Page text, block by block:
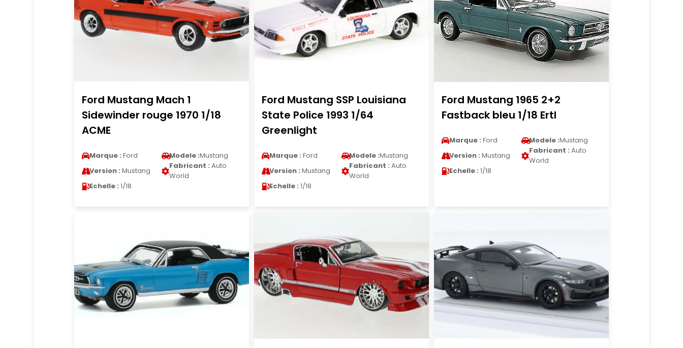
Ford Mustang Mach 1
Sidewinder rouge 1970 1/18
ACME
Marque : Ford Modele :Mustang
Version : Mustang
Fabricant : Auto
World
Echelle : 1/18
Ford Mustang SSP Louisiana
State Police 1993 1/64
Greenlight
Marque : Ford Modele :Mustang
Version : Mustang
Fabricant : Auto
World
Echelle : 1/18
Ford Mustang 1965 2+2
Fastback bleu 1/18 Ertl
Marque : Ford Modele :Mustang
Version : Mustang
Fabricant : Auto
World
Echelle : 1/18